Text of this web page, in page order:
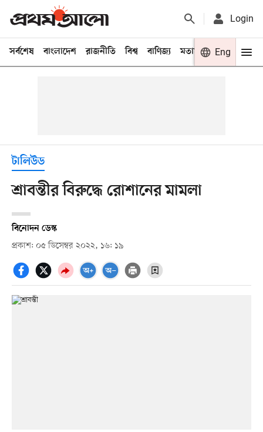
Login
সর্বশেষ বাংলাদেশ রাজনীতি বিশ্ব বাণিজ্য মতামত খেলা
Eng
টালিউড
শ্রাবন্তীর বিরুদ্ধে রোশানের মামলা
বিনোদন ডেস্ক
প্রকাশ: ০৫ ডিসেম্বর ২০২২, ১৬: ১৯